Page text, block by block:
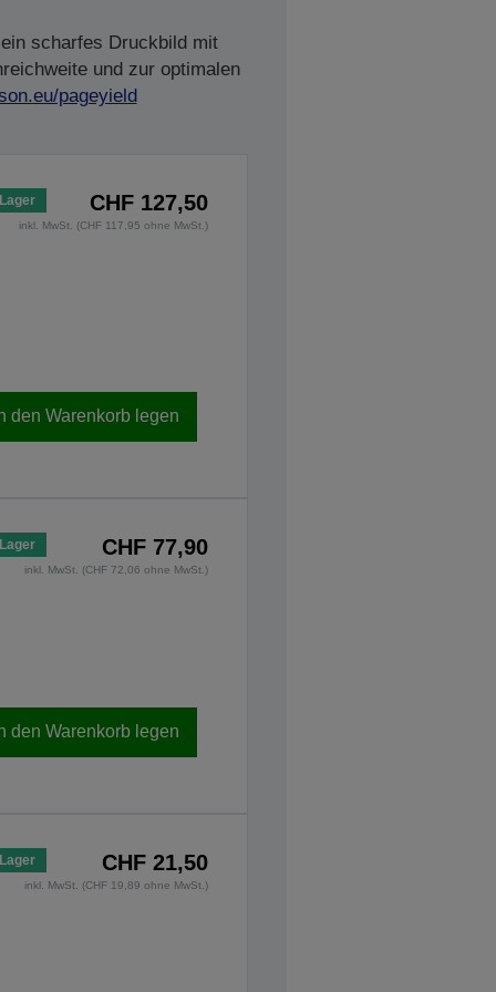
scharfes Druckbild mit
und zur optimalen
pageyield
CHF 127,50
inkl. MwSt. (CHF 117,95 ohne MwSt.)
den Warenkorb legen
CHF 77,90
inkl. MwSt. (CHF 72,06 ohne MwSt.)
den Warenkorb legen
CHF 21,50
inkl. MwSt. (CHF 19,89 ohne MwSt.)